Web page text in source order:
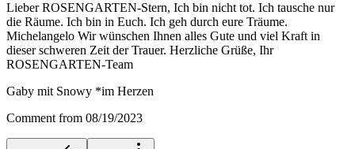
Lieber ROSENGARTEN-Stern, Ich bin nicht tot. Ich tausche nur
die Räume. Ich bin in Euch. Ich geh durch eure Träume.
Michelangelo Wir wünschen Ihnen alles Gute und viel Kraft in
dieser schweren Zeit der Trauer. Herzliche Grüße, Ihr
ROSENGARTEN-Team
Gaby mit Snowy *im Herzen
Comment from 08/19/2023